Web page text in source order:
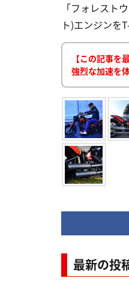
「フォレスト
ト)エンジン
【この記事を
強烈な加速を
最新の投